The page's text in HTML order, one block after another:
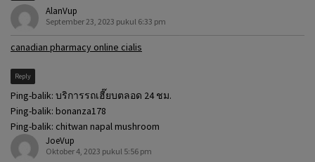
AlanVup
September 23, 2023 pukul 6:33 pm
canadian pharmacy online cialis
Reply
Ping-balik: บริการรถเฮี๊ยบตลอด 24 ชม.
Ping-balik: bonanza178
Ping-balik: chitwan napal mushroom
JoeVup
Oktober 4, 2023 pukul 5:56 pm